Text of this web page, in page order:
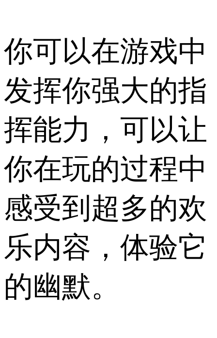
你可以在游戏中
发挥你强大的指
挥能力，可以让
你在玩的过程中
感受到超多的欢
乐内容，体验它
的幽默。